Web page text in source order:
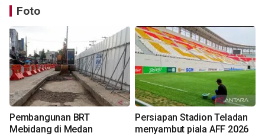
Foto
Pembangunan BRT
Mebidang di Medan
Persiapan Stadion Teladan
menyambut piala AFF 2026